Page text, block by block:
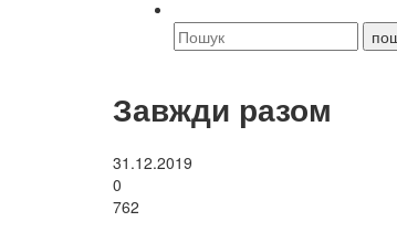
Завжди разом
31.12.2019
0
762